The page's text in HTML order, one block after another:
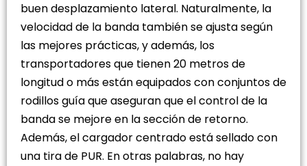
buen desplazamiento lateral. Naturalmente, la
velocidad de la banda también se ajusta según
las mejores prácticas, y además, los
transportadores que tienen 20 metros de
longitud o más están equipados con conjuntos de
rodillos guía que aseguran que el control de la
banda se mejore en la sección de retorno.
Además, el cargador centrado está sellado con
una tira de PUR. En otras palabras, no hay